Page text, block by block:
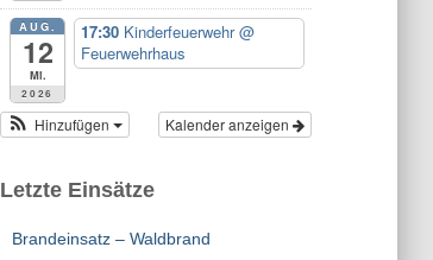
AUG.
12
Mi.
2026
17:30 Kinderfeuerwehr@
Feuerwehrhaus
Kalender anzeigen
Hinzufügen
Letzte Einsätze
Brandeinsatz – Waldbrand